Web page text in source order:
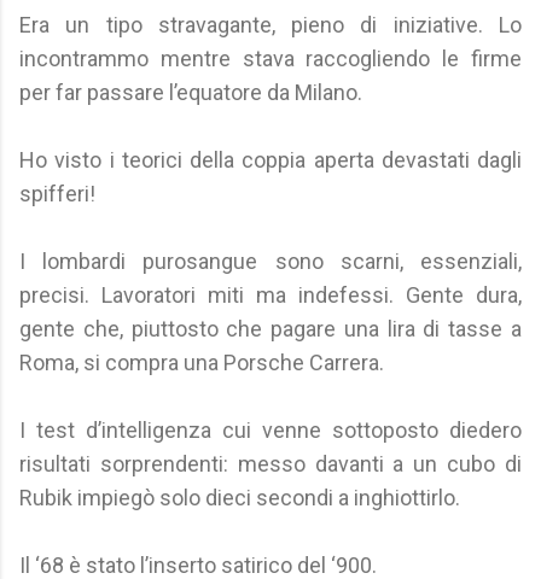
Era un tipo stravagante, pieno di iniziative. Lo
incontrammo mentre stava raccogliendo le firme
per far passare l’equatore da Milano.
Ho visto i teorici della coppia aperta devastati dagli
spifferi!
I lombardi purosangue sono scarni, essenziali,
precisi. Lavoratori miti ma indefessi. Gente dura,
gente che, piuttosto che pagare una lira di tasse a
Roma, si compra una Porsche Carrera.
I test d’intelligenza cui venne sottoposto diedero
risultati sorprendenti: messo davanti a un cubo di
Rubik impiegò solo dieci secondi a inghiottirlo.
Il ‘68 è stato l’inserto satirico del ‘900.